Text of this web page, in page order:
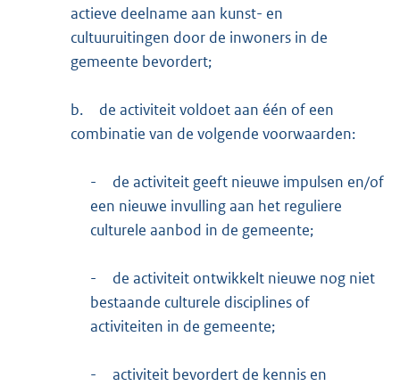
actieve deelname aan kunst- en
cultuuruitingen door de inwoners in de
gemeente bevordert;
b.
de activiteit voldoet aan één of een
combinatie van de volgende voorwaarden:
-
de activiteit geeft nieuwe impulsen en/of
een nieuwe invulling aan het reguliere
culturele aanbod in de gemeente;
-
de activiteit ontwikkelt nieuwe nog niet
bestaande culturele disciplines of
activiteiten in de gemeente;
-
activiteit bevordert de kennis en